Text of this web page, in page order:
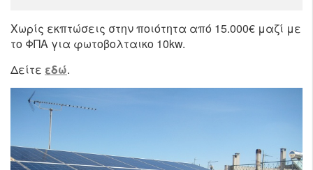
Χωρίς εκπτώσεις στην ποιότητα από 15.000€ μαζί με
το ΦΠΑ για φωτοβολταικο 10kw.
Δείτε εδώ.